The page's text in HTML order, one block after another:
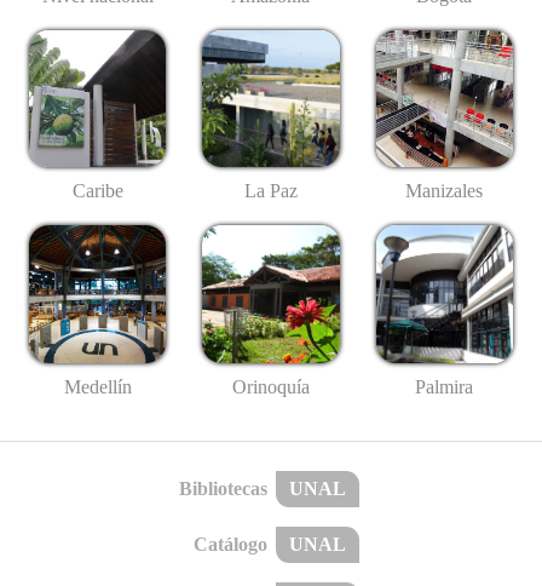
Caribe La Paz Manizales
Medellín Orinoquía Palmira
Bibliotecas UNAL
Catálogo UNAL